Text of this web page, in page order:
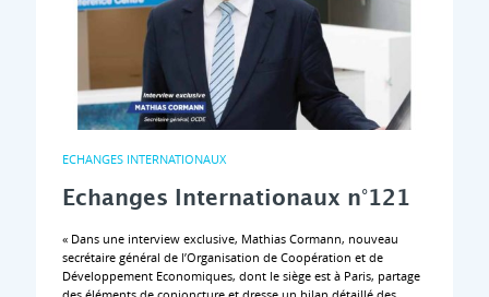
ECHANGES INTERNATIONAUX
Echanges Internationaux n°121
« Dans une interview exclusive, Mathias Cormann, nouveau
secrétaire général de l’Organisation de Coopération et de
Développement Economiques, dont le siège est à Paris, partage